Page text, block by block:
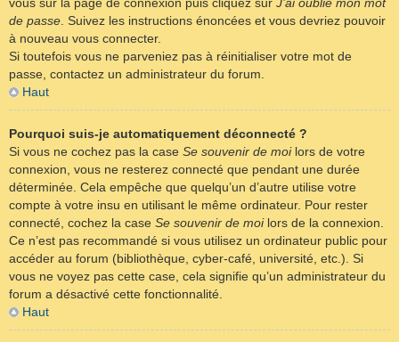
vous sur la page de connexion puis cliquez sur J’ai oublié mon mot
de passe. Suivez les instructions énoncées et vous devriez pouvoir
à nouveau vous connecter.
Si toutefois vous ne parveniez pas à réinitialiser votre mot de
passe, contactez un administrateur du forum.
Haut
Pourquoi suis-je automatiquement déconnecté ?
Si vous ne cochez pas la case Se souvenir de moilors de votre
connexion, vous ne resterez connecté que pendant une durée
déterminée. Cela empêche que quelqu’un d’autre utilise votre
compte à votre insu en utilisant le même ordinateur. Pour rester
connecté, cochez la case Se souvenir de moilors de la connexion.
Ce n’est pas recommandé si vous utilisez un ordinateur public pour
accéder au forum (bibliothèque, cyber-café, université, etc.). Si
vous ne voyez pas cette case, cela signifie qu’un administrateur du
forum a désactivé cette fonctionnalité.
Haut